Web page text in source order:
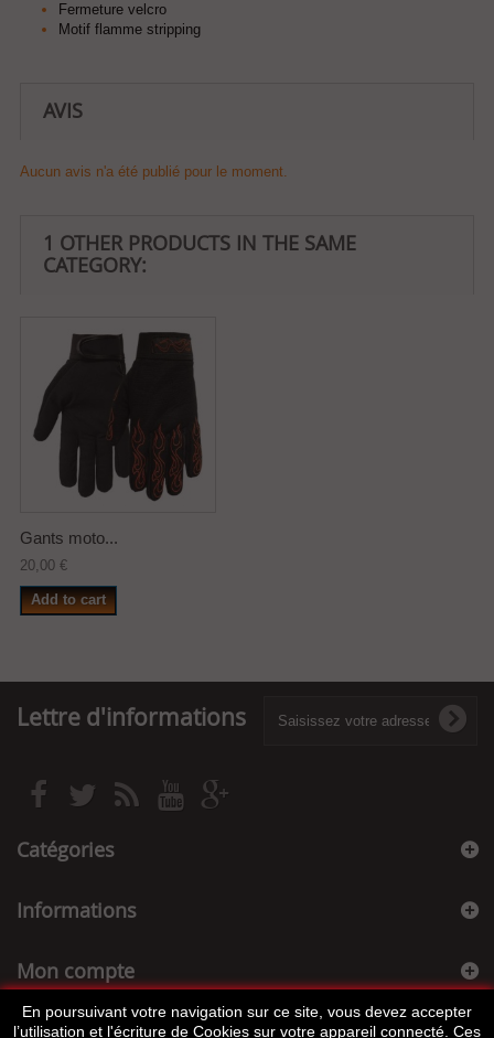
Fermeture velcro
Motif flamme stripping
AVIS
Aucun avis n'a été publié pour le moment.
1 OTHER PRODUCTS IN THE SAME
CATEGORY:
Gants moto...
20,00 €
Add to cart
Lettre d'informations
Catégories
Informations
Mon compte
Informations sur votre boutique
En poursuivant votre navigation sur ce site, vous devez accepter
l’utilisation et l'écriture de Cookies sur votre appareil connecté. Ces